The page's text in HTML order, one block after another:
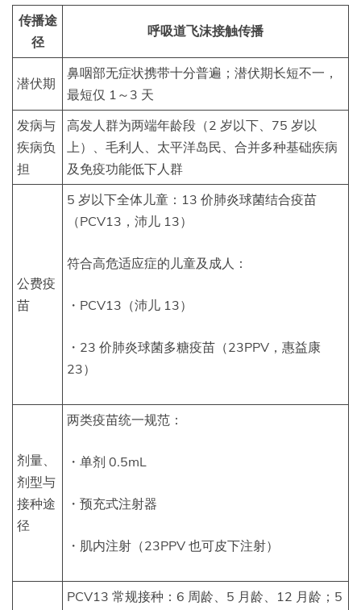
传播途
径
呼吸道飞沫接触传播
潜伏期
鼻咽部无症状携带十分普遍；潜伏期长短不一，
最短仅 1～3 天
发病与
疾病负
担
高发人群为两端年龄段（2 岁以下、75 岁以
上）、毛利人、太平洋岛民、合并多种基础疾病
及免疫功能低下人群
公费疫
苗
5 岁以下全体儿童：13 价肺炎球菌结合疫苗
（PCV13，沛儿 13）
符合高危适应症的儿童及成人：
・PCV13（沛儿 13）
・23 价肺炎球菌多糖疫苗（23PPV，惠益康
23）
剂量、
剂型与
接种途
径
两类疫苗统一规范：
・单剂 0.5mL
・预充式注射器
・肌内注射（23PPV 也可皮下注射）
PCV13 常规接种：6 周龄、5 月龄、12 月龄；5